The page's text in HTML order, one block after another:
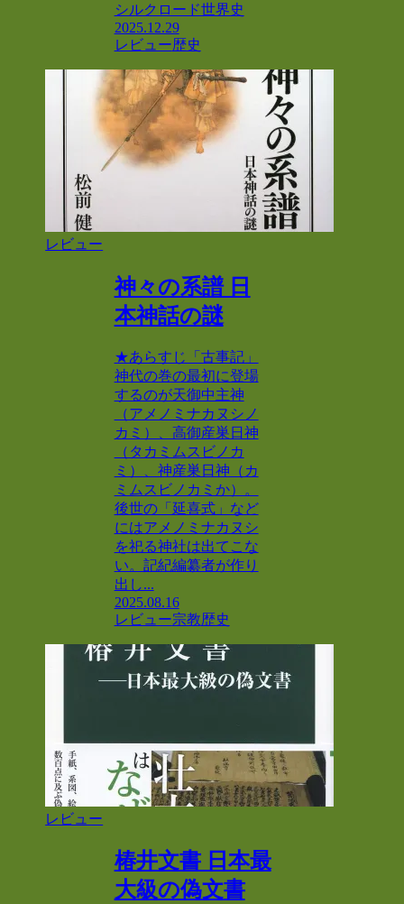
シルクロード世界史
2025.12.29
レビュー歴史
レビュー
神々の系譜 日
本神話の謎
★あらすじ「古事記」
神代の巻の最初に登場
するのが天御中主神
（アメノミナカヌシノ
カミ）、高御産巣日神
（タカミムスビノカ
ミ）、神産巣日神（カ
ミムスビノカミか）。
後世の「延喜式」など
にはアメノミナカヌシ
を祀る神社は出てこな
い。記紀編纂者が作り
出し...
2025.08.16
レビュー宗教歴史
レビュー
椿井文書 日本最
大級の偽文書